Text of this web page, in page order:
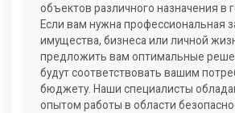
объектов различного назначения в
Если вам нужна профессиональная
имущества, бизнеса или личной
предложить вам оптимальные
будут соответствовать вашим
бюджету. Наши специалисты
опытом работы в области